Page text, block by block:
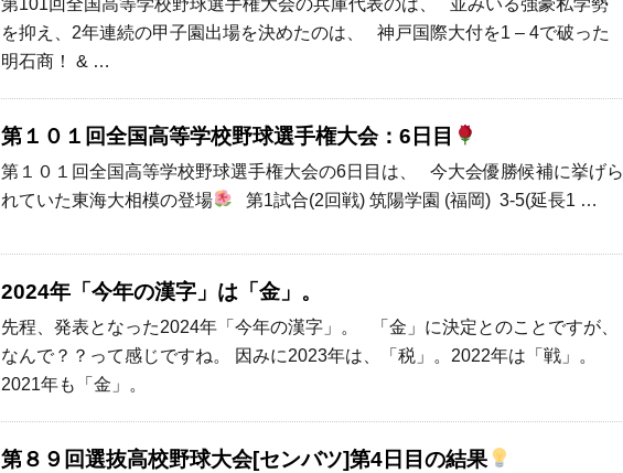
を抑え、2年連続の甲子園出場を決めたのは、 神戸国際大付を1 – 4で破った
明石商！ & …
第１０１回全国高等学校野球選手権大会：6日目
第１０１回全国高等学校野球選手権大会の6日目は、 今大会優勝候補に挙げら
れていた東海大相模の登場
第1試合(2回戦) 筑陽学園 (福岡) 3-5(延長1 …
2024年「今年の漢字」は「金」。
先程、発表となった2024年「今年の漢字」。 「金」に決定とのことですが、
なんで？？って感じですね。 因みに2023年は、「税」。2022年は「戦」。
2021年も「金」。
第８９回選抜高校野球大会[センバツ]第4日目の結果